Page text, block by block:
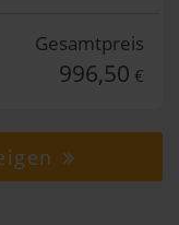
Gesamtpreis
996,50 €